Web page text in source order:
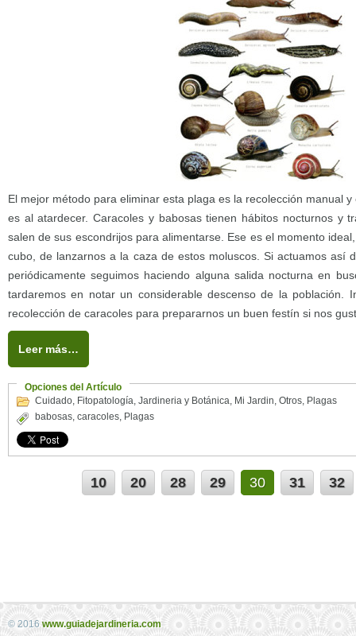
El mejor método para eliminar esta plaga es la recolección manual
es al atardecer. Caracoles y babosas tienen hábitos nocturnos y
salen de sus escondrijos para alimentarse. Ese es el momento
cubo, de lanzarnos a la caza de estos moluscos. Si actuamos así
periódicamente seguimos haciendo alguna salida nocturna en
tardaremos en notar un considerable descenso de la población.
recolección de caracoles para prepararnos un buen festín si nos
Leer más…
Opciones del Artículo
Cuidado, Fitopatología, Jardineria y Botánica, Mi Jardin, Otros, Plagas
babosas, caracoles, Plagas
10 20 28 29 30 31 32
© 2016www.guiadejardineria.com